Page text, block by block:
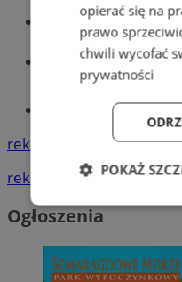
Wiadomości
Wiadomości
reklama
reklama
Ogłoszenia
opierać się na
prawo
chwili wycofać
prywatności
POKAŻ
Niezbędne